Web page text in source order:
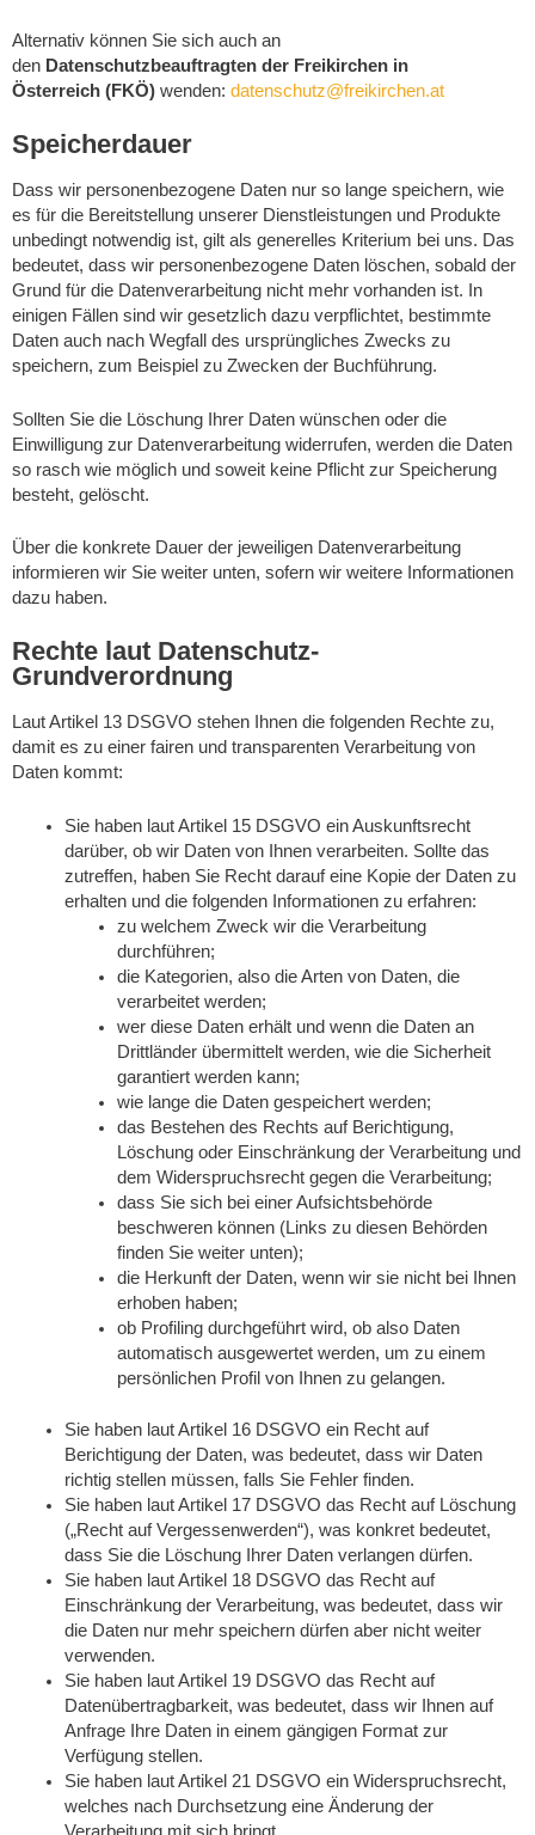
Alternativ können Sie sich auch an
den Datenschutzbeauftragten der Freikirchen in
Österreich (FKÖ) wenden: datenschutz@freikirchen.at
Speicherdauer
Dass wir personenbezogene Daten nur so lange speichern, wie
es für die Bereitstellung unserer Dienstleistungen und Produkte
unbedingt notwendig ist, gilt als generelles Kriterium bei uns. Das
bedeutet, dass wir personenbezogene Daten löschen, sobald der
Grund für die Datenverarbeitung nicht mehr vorhanden ist. In
einigen Fällen sind wir gesetzlich dazu verpflichtet, bestimmte
Daten auch nach Wegfall des ursprüngliches Zwecks zu
speichern, zum Beispiel zu Zwecken der Buchführung.
Sollten Sie die Löschung Ihrer Daten wünschen oder die
Einwilligung zur Datenverarbeitung widerrufen, werden die Daten
so rasch wie möglich und soweit keine Pflicht zur Speicherung
besteht, gelöscht.
Über die konkrete Dauer der jeweiligen Datenverarbeitung
informieren wir Sie weiter unten, sofern wir weitere Informationen
dazu haben.
Rechte laut Datenschutz-
Grundverordnung
Laut Artikel 13 DSGVO stehen Ihnen die folgenden Rechte zu,
damit es zu einer fairen und transparenten Verarbeitung von
Daten kommt:
Sie haben laut Artikel 15 DSGVO ein Auskunftsrecht
darüber, ob wir Daten von Ihnen verarbeiten. Sollte das
zutreffen, haben Sie Recht darauf eine Kopie der Daten zu
erhalten und die folgenden Informationen zu erfahren:
zu welchem Zweck wir die Verarbeitung
durchführen;
die Kategorien, also die Arten von Daten, die
verarbeitet werden;
wer diese Daten erhält und wenn die Daten an
Drittländer übermittelt werden, wie die Sicherheit
garantiert werden kann;
wie lange die Daten gespeichert werden;
das Bestehen des Rechts auf Berichtigung,
Löschung oder Einschränkung der Verarbeitung und
dem Widerspruchsrecht gegen die Verarbeitung;
dass Sie sich bei einer Aufsichtsbehörde
beschweren können (Links zu diesen Behörden
finden Sie weiter unten);
die Herkunft der Daten, wenn wir sie nicht bei Ihnen
erhoben haben;
ob Profiling durchgeführt wird, ob also Daten
automatisch ausgewertet werden, um zu einem
persönlichen Profil von Ihnen zu gelangen.
Sie haben laut Artikel 16 DSGVO ein Recht auf
Berichtigung der Daten, was bedeutet, dass wir Daten
richtig stellen müssen, falls Sie Fehler finden.
Sie haben laut Artikel 17 DSGVO das Recht auf Löschung
(„Recht auf Vergessenwerden“), was konkret bedeutet,
dass Sie die Löschung Ihrer Daten verlangen dürfen.
Sie haben laut Artikel 18 DSGVO das Recht auf
Einschränkung der Verarbeitung, was bedeutet, dass wir
die Daten nur mehr speichern dürfen aber nicht weiter
verwenden.
Sie haben laut Artikel 19 DSGVO das Recht auf
Datenübertragbarkeit, was bedeutet, dass wir Ihnen auf
Anfrage Ihre Daten in einem gängigen Format zur
Verfügung stellen.
Sie haben laut Artikel 21 DSGVO ein Widerspruchsrecht,
welches nach Durchsetzung eine Änderung der
Verarbeitung mit sich bringt.